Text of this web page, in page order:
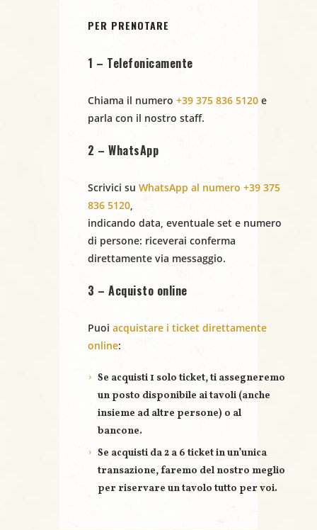
i
z
i
o
PER PRENOTARE
1 – Telefonicamente
Chiama il numero +39 375 836 5120 e
parla con il nostro staff.
2 – WhatsApp
Scrivici su WhatsApp al numero +39 375
836 5120,
indicando data, eventuale set e numero
di persone: riceverai conferma
direttamente via messaggio.
3 – Acquisto online
Puoi acquistare i ticket direttamente
online:
Se acquisti 1 solo ticket, ti assegneremo
un posto disponibile ai tavoli (anche
insieme ad altre persone) o al
bancone.
Se acquisti da 2 a 6 ticketin un’unica
transazione, faremo del nostro meglio
per riservare untavolo tutto per voi.